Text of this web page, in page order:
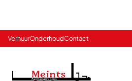
VerhuurOnderhoudContact